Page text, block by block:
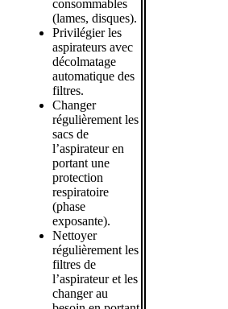
consommables
(lames, disques).
Privilégier les
aspirateurs avec
décolmatage
automatique des
filtres.
Changer
régulièrement les
sacs de
l’aspirateur en
portant une
protection
respiratoire
(phase
exposante).
Nettoyer
régulièrement les
filtres de
l’aspirateur et les
changer au